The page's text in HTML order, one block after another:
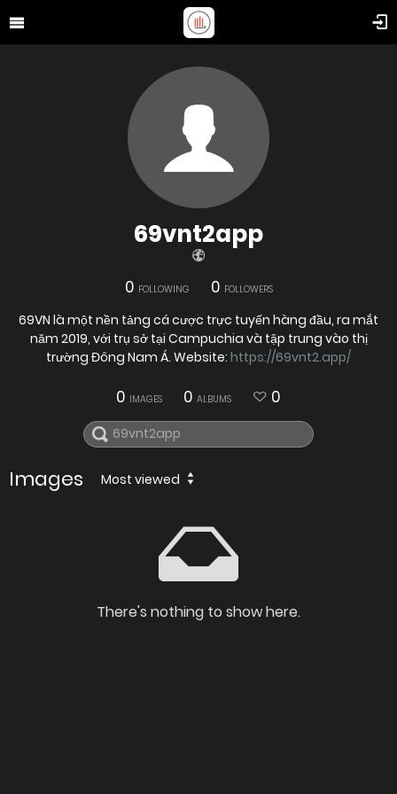
69vnt2app
0 FOLLOWING 0 FOLLOWERS
69VN là một nền tảng cá cược trực tuyến hàng đầu, ra mắt
năm 2019, với trụ sở tại Campuchia và tập trung vào thị
trường Đông Nam Á. Website: https://69vnt2.app/
0 IMAGES 0 ALBUMS 0
Images Most viewed
There's nothing to show here.